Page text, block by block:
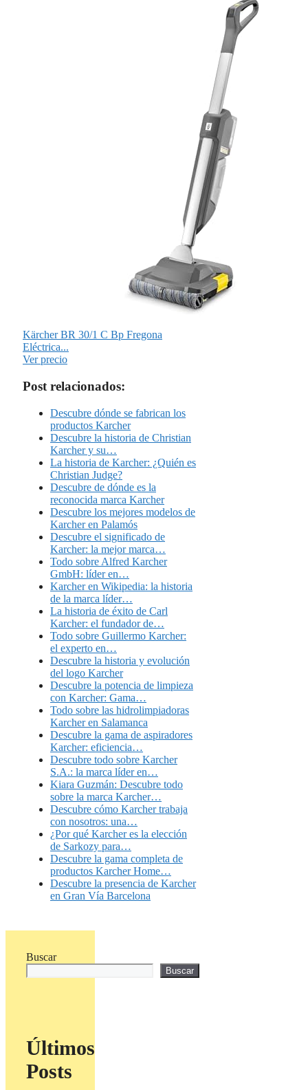
Kärcher BR 30/1 C Bp Fregona
Eléctrica...
Ver precio
Post relacionados:
Descubre dónde se fabrican los
productos Karcher
Descubre la historia de Christian
Karcher y su…
La historia de Karcher: ¿Quién es
Christian Judge?
Descubre de dónde es la
reconocida marca Karcher
Descubre los mejores modelos de
Karcher en Palamós
Descubre el significado de
Karcher: la mejor marca…
Todo sobre Alfred Karcher
GmbH: líder en…
Karcher en Wikipedia: la historia
de la marca líder…
La historia de éxito de Carl
Karcher: el fundador de…
Todo sobre Guillermo Karcher:
el experto en…
Descubre la historia y evolución
del logo Karcher
Descubre la potencia de limpieza
con Karcher: Gama…
Todo sobre las hidrolimpiadoras
Karcher en Salamanca
Descubre la gama de aspiradores
Karcher: eficiencia…
Descubre todo sobre Karcher
S.A.: la marca líder en…
Kiara Guzmán: Descubre todo
sobre la marca Karcher…
Descubre cómo Karcher trabaja
con nosotros: una…
¿Por qué Karcher es la elección
de Sarkozy para…
Descubre la gama completa de
productos Karcher Home…
Descubre la presencia de Karcher
en Gran Vía Barcelona
Buscar
Buscar
Últimos
Posts